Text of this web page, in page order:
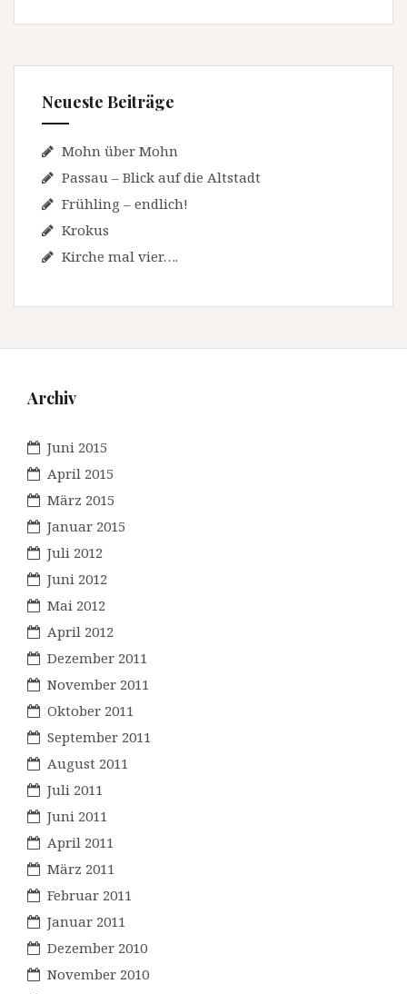
Neueste Beiträge
Mohn über Mohn
Passau – Blick auf die Altstadt
Frühling – endlich!
Krokus
Kirche mal vier….
Archiv
Juni 2015
April 2015
März 2015
Januar 2015
Juli 2012
Juni 2012
Mai 2012
April 2012
Dezember 2011
November 2011
Oktober 2011
September 2011
August 2011
Juli 2011
Juni 2011
April 2011
März 2011
Februar 2011
Januar 2011
Dezember 2010
November 2010